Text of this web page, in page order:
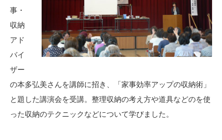
事・
収納
アド
バイ
ザー
の本多弘美さんを講師に招き、「家事効率アップの収納術」
と題した講演会を受講。整理収納の考え方や道具などのを使
った収納のテクニックなどについて学びました。